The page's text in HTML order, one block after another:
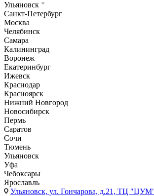
Ульяновск
Санкт-Петербург
Москва
Челябинск
Самара
Калининград
Воронеж
Екатеринбург
Ижевск
Краснодар
Красноярск
Нижний Новгород
Новосибирск
Пермь
Саратов
Сочи
Тюмень
Ульяновск
Уфа
Чебоксары
Ярославль
Ульяновск, ул. Гончарова, д.21, ТЦ